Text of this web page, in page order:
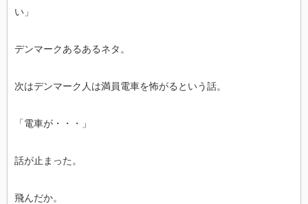
い」
デンマークあるあるネタ。
次はデンマーク人は満員電車を怖がるという話。
「電車が・・・」
話が止まった。
飛んだか。